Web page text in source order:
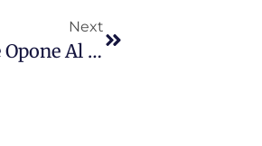
Next
El Comité Provincial Del PSOE De Salamanca Se Opone Al Cierre De Camas En El Hospital Además De Apostar Por Reforzar La Atención Sanitaria En Verano